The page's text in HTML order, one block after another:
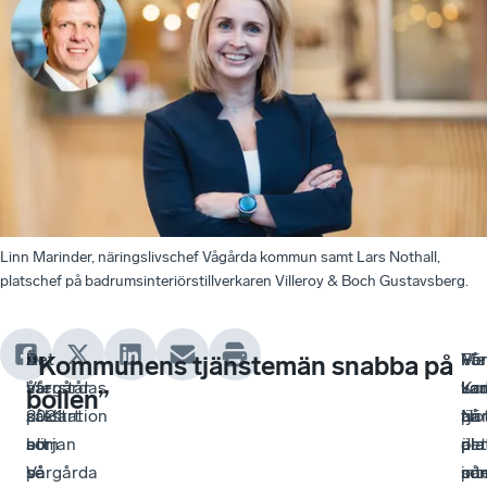
Linn Marinder, näringslivschef Vågårda kommun samt Lars Nothall,
platschef på badrumsinteriörstillverkaren Villeroy & Boch Gustavsberg.
Det
var
2021
som
Vårgårda
Är
Vårgårdas
prestation
början
på
Det
återstår
såklart
att
se
”Kommunens tjänstemän snabba på
bollen”
på
är
det
För
på
–
är